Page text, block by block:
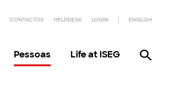
CONTACTOS HELPDESK LOGIN ENGLISH
Pessoas Life at ISEG